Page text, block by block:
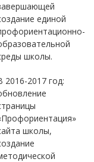
единой
школы.
2016-2017 год:
школы,